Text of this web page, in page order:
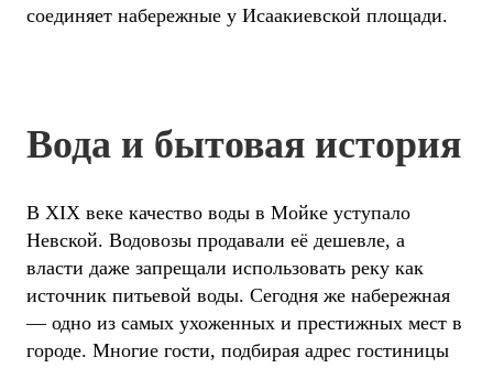
соединяет набережные у Исаакиевской площади.
Вода и бытовая история
В XIX веке качество воды в Мойке уступало
Невской. Водовозы продавали её дешевле, а
власти даже запрещали использовать реку как
источник питьевой воды. Сегодня же набережная
— одно из самых ухоженных и престижных мест в
городе. Многие гости, подбирая адрес гостиницы